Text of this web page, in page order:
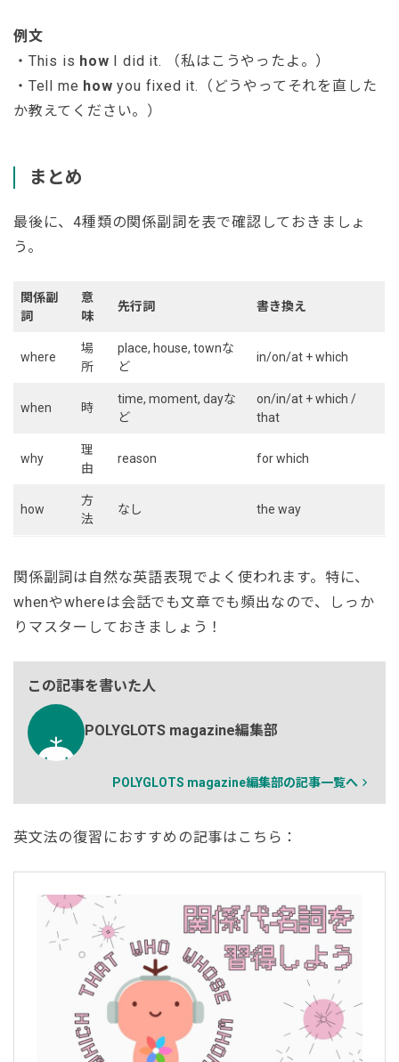
例文
・This is how I did it. （私はこうやったよ。）
・Tell me how you fixed it.（どうやってそれを直した
か教えてください。）
まとめ
最後に、4種類の関係副詞を表で確認しておきましょ
う。
関係副
詞
意
味
先行詞 書き換え
where
場
所
place, house, townな
ど
in/on/at + which
when 時
time, moment, dayな
ど
on/in/at + which /
that
why
理
由
reason for which
how
方
法
なし the way
関係副詞は自然な英語表現でよく使われます。特に、
whenやwhereは会話でも文章でも頻出なので、しっか
りマスターしておきましょう！
この記事を書いた人
POLYGLOTS magazine編集部
POLYGLOTS magazine編集部の記事一覧へ
英文法の復習におすすめの記事はこちら：